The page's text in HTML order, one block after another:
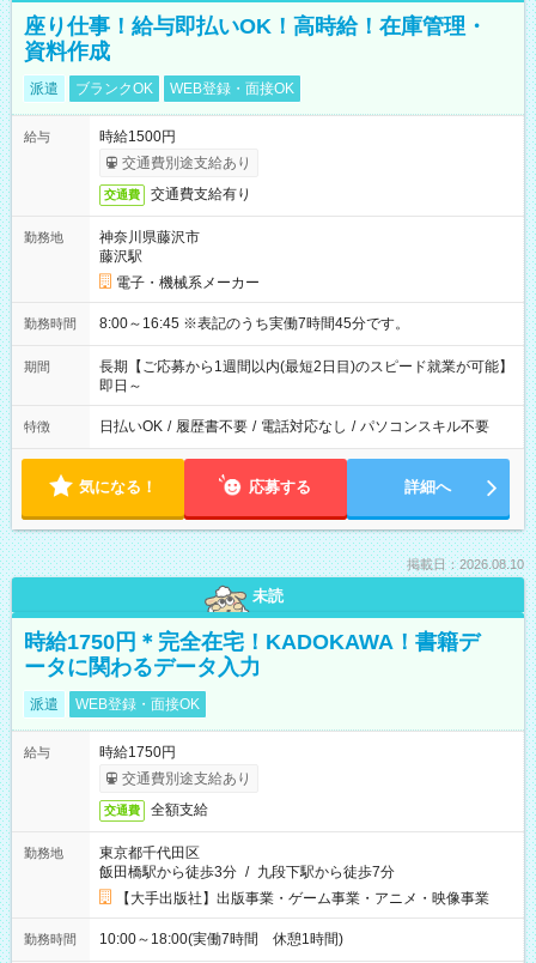
座り仕事！給与即払いOK！高時給！在庫管理・
資料作成
派遣 ブランクOK WEB登録・面接OK
給与
時給1500円
交通費別途支給あり
交通費 交通費支給有り
勤務地
神奈川県藤沢市
藤沢駅
電子・機械系メーカー
勤務時間 8:00～16:45 ※表記のうち実働7時間45分です。
期間
長期【ご応募から1週間以内(最短2日目)のスピード就業が可能】
即日～
特徴 日払いOK / 履歴書不要 / 電話対応なし / パソコンスキル不要
気になる！ 応募する 詳細へ
掲載日：2026.08.10
未読
時給1750円＊完全在宅！KADOKAWA！書籍デ
ータに関わるデータ入力
派遣 WEB登録・面接OK
給与
時給1750円
交通費別途支給あり
交通費 全額支給
勤務地
東京都千代田区
飯田橋駅から徒歩3分 / 九段下駅から徒歩7分
【大手出版社】出版事業・ゲーム事業・アニメ・映像事業
勤務時間 10:00～18:00(実働7時間 休憩1時間)